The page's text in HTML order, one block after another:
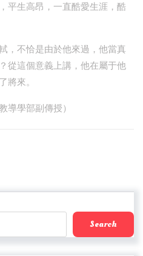
平生高昂，一直酷愛生涯，酷
，不恰是由於他來過，他當真
從這個意義上講，他在屬于他
將來。
導學部副傳授）
Search